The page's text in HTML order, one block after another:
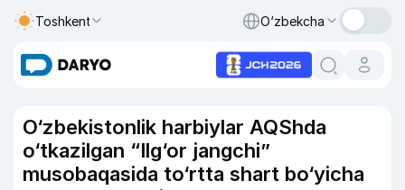
Toshkent O‘zbekcha
O‘zbekistonlik harbiylar AQShda
o‘tkazilgan “Ilg‘or jangchi”
musobaqasida to‘rtta shart bo‘yicha